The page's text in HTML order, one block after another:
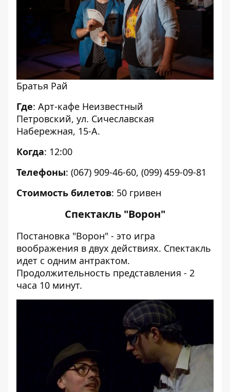
Братья Рай
Где: Арт-кафе Неизвестный
Петровский, ул. Сичеславская
Набережная, 15-А.
Когда: 12:00
Телефоны: (067) 909-46-60, (099) 459-09-81
Стоимость билетов: 50 гривен
Спектакль "Ворон"
Постановка "Ворон" - это игра
воображения в двух действиях. Спектакль
идет с одним антрактом.
Продолжительность представления - 2
часа 10 минут.